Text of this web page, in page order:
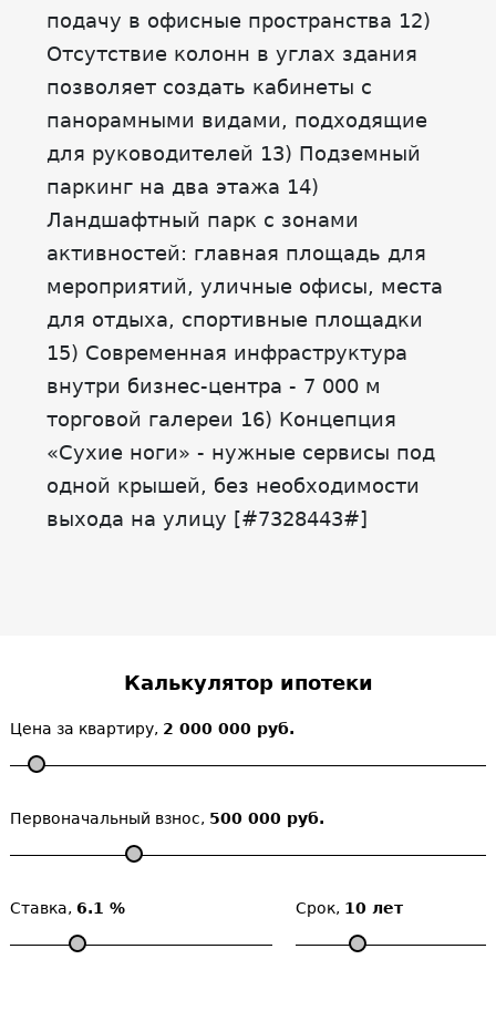
подачу в офисные пространства 12)
Отсутствие колонн в углах здания
позволяет создать кабинеты с
панорамными видами, подходящие
для руководителей 13) Подземный
паркинг на два этажа 14)
Ландшафтный парк с зонами
активностей: главная площадь для
мероприятий, уличные офисы, места
для отдыха, спортивные площадки
15) Современная инфраструктура
внутри бизнес-центра - 7 000 м
торговой галереи 16) Концепция
«Сухие ноги» - нужные сервисы под
одной крышей, без необходимости
выхода на улицу [#7328443#]
Калькулятор ипотеки
Цена за квартиру, 2 000 000 руб.
Первоначальный взнос, 500 000 руб.
Ставка, 6.1 % Срок, 10 лет